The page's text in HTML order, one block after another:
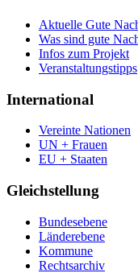
Aktuelle Gute
Was sind gute
Infos zum Projekt
Veranstaltungstipps
International
Vereinte Nationen
UN + Frauen
EU + Staaten
Gleichstellung
Bundesebene
Länderebene
Kommune
Rechtsarchiv